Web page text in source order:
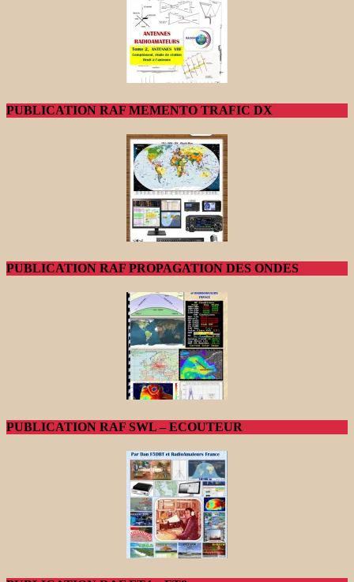
PUBLICATION RAF MEMENTO TRAFIC DX
PUBLICATION RAF PROPAGATION DES ONDES
PUBLICATION RAF SWL – ECOUTEUR